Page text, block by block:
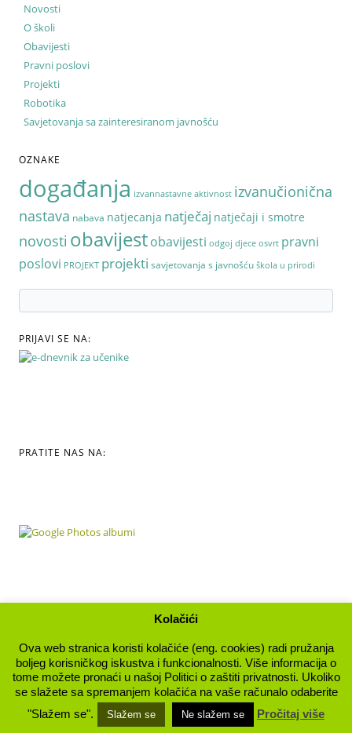
Novosti
O školi
Obavijesti
Pravni poslovi
Projekti
Robotika
Savjetovanja sa zainteresiranom javnošću
OZNAKE
događanja izvannastavne aktivnost izvanučionična
nastava nabava natjecanja natječaj natječaji i smotre
novosti obavijestobavijesti odgoj djece osvrt pravni
poslovi PROJEKT projekti savjetovanja s javnošću škola u prirodi
PRIJAVI SE NA:
PRATITE NAS NA:
Osnovna škola Donja Stubica | Toplička 27 | 49240 Donja
Stubica |T/F049 286 201 |Eured1@os-donja-stubica.skole.hr
Web dizajnStudio za umjetnost i dizajn Nikola Sinković
Kolačići
Ova web stranica koristi kolačiće (eng. cookies) radi pružanja
boljeg korisničkog iskustva i funkcionalnosti. Više informacija o
tome možete pronaći u našoj Politici o zaštiti privatnosti. Ukoliko
se slažete sa spremanjem kolačića na vaše računalo odaberite
"Slažem se".
Slažem se Ne slažem se Pročitaj više